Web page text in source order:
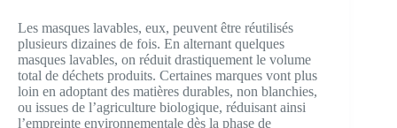
Les masques lavables, eux, peuvent être réutilisés
plusieurs dizaines de fois. En alternant quelques
masques lavables, on réduit drastiquement le volume
total de déchets produits. Certaines marques vont plus
loin en adoptant des matières durables, non blanchies,
ou issues de l’agriculture biologique, réduisant ainsi
l’empreinte environnementale dès la phase de